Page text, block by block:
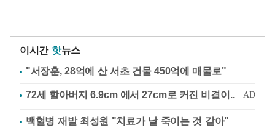
이시간 핫뉴스
"서장훈, 28억에 산 서초 건물 450억에 매물로"
백혈병 재발 최성원 "치료가 날 죽이는 것 같아"